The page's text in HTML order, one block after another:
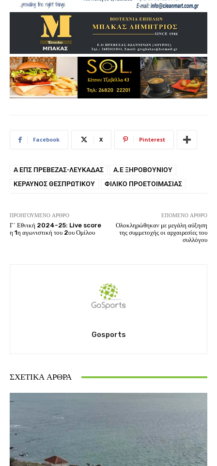
Facebook X Pinterest
Α ΕΠΣ ΠΡΈΒΕΖΑΣ-ΛΕΥΚΆΔΑΣ
Α.Ε ΞΗΡΟΒΟΥΝΊΟΥ
ΚΕΡΑΥΝΌΣ ΘΕΣΠΡΩΤΙΚΟΎ
ΦΙΛΙΚΌ ΠΡΟΕΤΟΙΜΑΣΊΑΣ
ΠΡΟΗΓΟΎΜΕΝΟ ΆΡΘΡΟ
Γ΄ Εθνική 2024-25: Live score
η 1η αγωνιστική του 2ου Ομίλου
ΕΠΌΜΕΝΟ ΆΡΘΡΟ
Ολοκληρώθηκαν με μεγάλη αύξηση
της συμμετοχής οι αρχαιρεσίες του
συλλόγου
Gosports
ΣΧΕΤΙΚΆ ΆΡΘΡΑ